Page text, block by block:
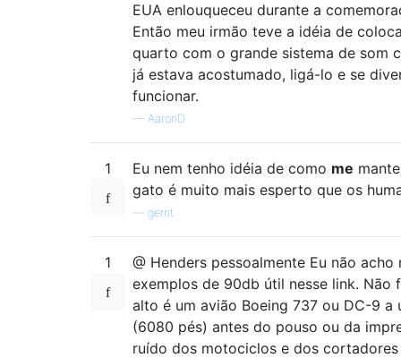
EUA enlouqueceu durante a
Então meu irmão teve a idéia de
quarto com o grande sistema de som
já estava acostumado, ligá-lo e se
funcionar.
— AaronD
1 Eu nem tenho idéia de como me
gato é muito mais esperto que os
gerrit
1
@ Henders pessoalmente Eu não acho
exemplos de 90db útil nesse link. Não
alto é um avião Boeing 737 ou DC-9 a
(6080 pés) antes do pouso ou da
ruído dos motociclos e dos